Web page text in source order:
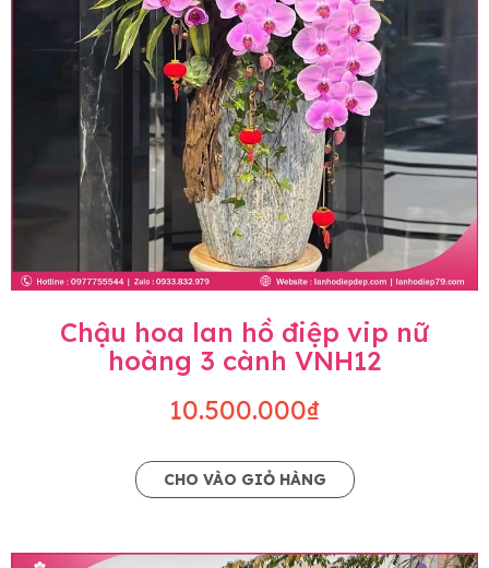
Chậu hoa lan hồ điệp vip nữ
hoàng 3 cành VNH12
10.500.000₫
CHO VÀO GIỎ HÀNG